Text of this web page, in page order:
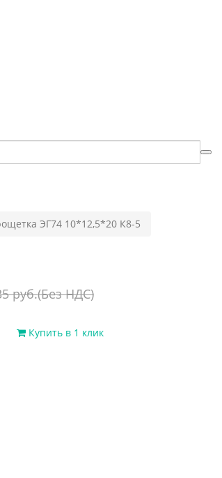
ЭГ74 10*12,5*20 К8-5
руб.(Без НДС)
Купить в 1 клик